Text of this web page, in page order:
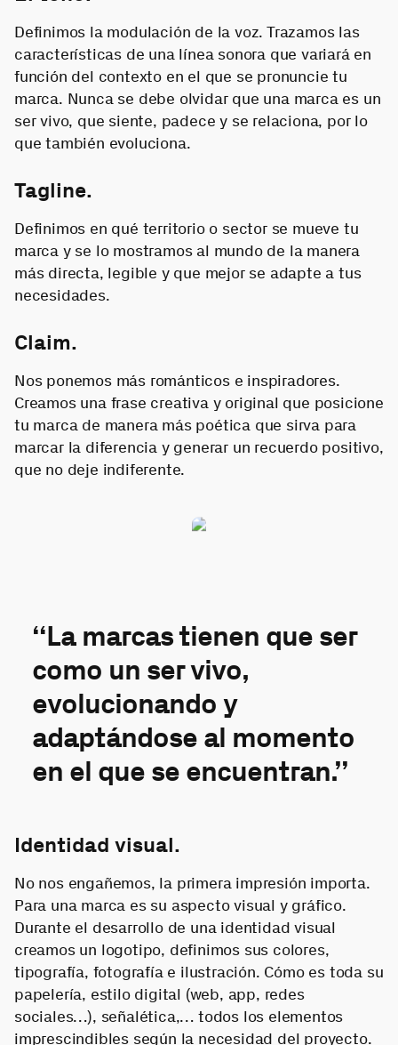
Definimos la modulación de la voz. Trazamos las
características de una línea sonora que variará en
función del contexto en el que se pronuncie tu
marca. Nunca se debe olvidar que una marca es un
ser vivo, que siente, padece y se relaciona, por lo
que también evoluciona.
Tagline.
Definimos en qué territorio o sector se mueve tu
marca y se lo mostramos al mundo de la manera
más directa, legible y que mejor se adapte a tus
necesidades.
Claim.
Nos ponemos más románticos e inspiradores.
Creamos una frase creativa y original que posicione
tu marca de manera más poética que sirva para
marcar la diferencia y generar un recuerdo positivo,
que no deje indiferente.
“La marcas tienen que ser
como un ser vivo,
evolucionando y
adaptándose al momento
en el que se encuentran.”
Identidad visual.
No nos engañemos, la primera impresión importa.
Para una marca es su aspecto visual y gráfico.
Durante el desarrollo de una identidad visual
creamos un logotipo, definimos sus colores,
tipografía, fotografía e ilustración. Cómo es toda su
papelería, estilo digital (web, app, redes
sociales…), señalética,… todos los elementos
imprescindibles según la necesidad del proyecto.